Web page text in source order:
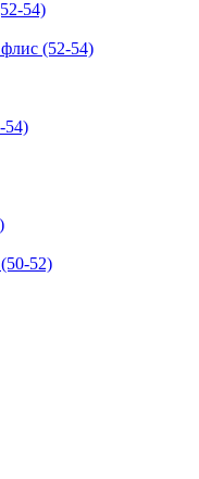
(52-54)
54)
52)